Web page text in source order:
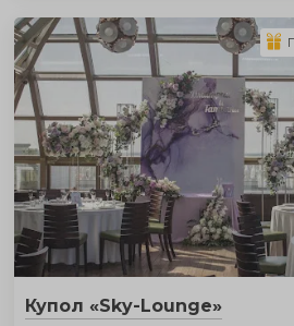
Купол «Sky-Lounge»